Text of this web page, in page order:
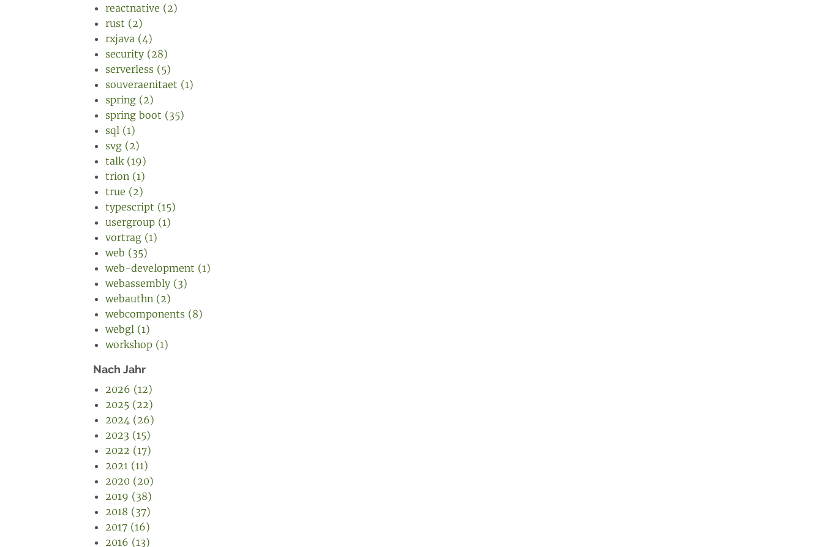
reactnative (2)
rust (2)
rxjava (4)
security (28)
serverless (5)
souveraenitaet (1)
spring (2)
spring boot (35)
sql (1)
svg (2)
talk (19)
trion (1)
true (2)
typescript (15)
usergroup (1)
vortrag (1)
web (35)
web-development (1)
webassembly (3)
webauthn (2)
webcomponents (8)
webgl (1)
workshop (1)
Nach Jahr
2026 (12)
2025 (22)
2024 (26)
2023 (15)
2022 (17)
2021 (11)
2020 (20)
2019 (38)
2018 (37)
2017 (16)
2016 (13)